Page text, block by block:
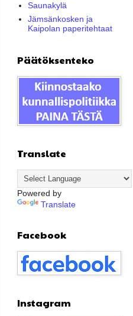
Saunakylä
Jämsänkosken ja
Kaipolan paperitehtaat
Päätöksenteko
Translate
Powered by
Translate
Facebook
Instagram